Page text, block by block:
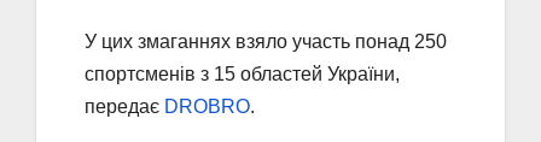
У цих змаганнях взяло участь понад 250
спортсменів з 15 областей України,
передає DROBRO.